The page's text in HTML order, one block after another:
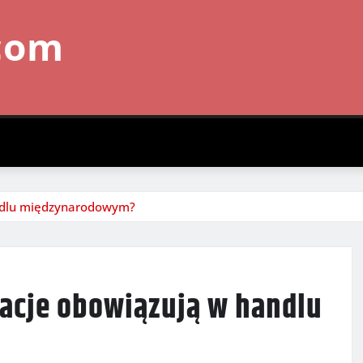
międzynarodowym?
obowiązują w handlu